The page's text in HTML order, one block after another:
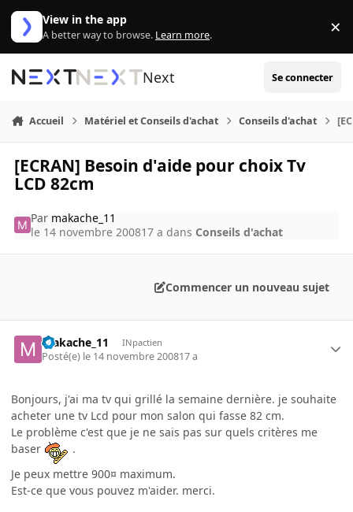
Aller au contenu
View in the app
A better way to browse. Learn more. ×
Next Se connecter
Accueil Matériel et Conseils d'achat Conseils d'achat
[ECRAN] Besoin d'aide pour choix Tv
LCD 82cm
Par makache_11
le 14 novembre 200817 a dans Conseils d'achat
Commencer un nouveau sujet
makache_11 INpactien
Posté(e) le 14 novembre 200817 a
Bonjours, j'ai ma tv qui grillé la semaine dernière. je souhaite
acheter une tv Lcd pour mon salon qui fasse 82 cm.
Le problème c'est que je ne sais pas sur quels critères me
baser
.
Je peux mettre 900¤ maximum.
Est-ce que vous pouvez m'aider. merci.